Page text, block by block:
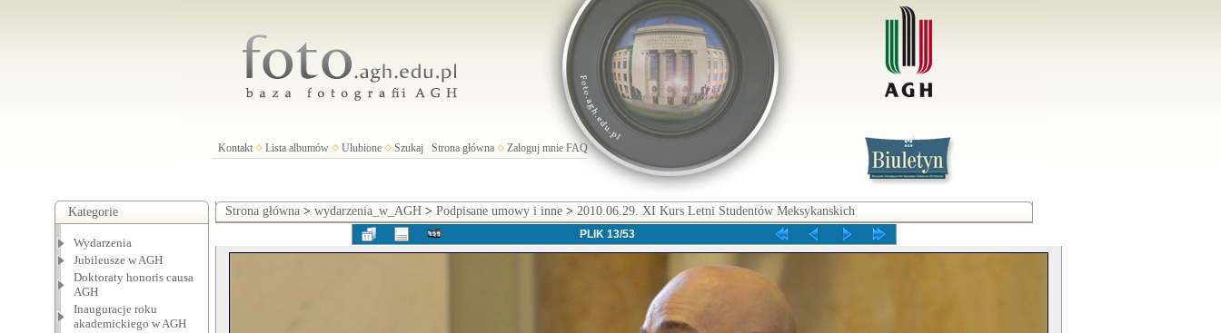
Kontakt Lista albumów Ulubione Szukaj Strona główna Zaloguj mnie FAQ
Kategorie
Wydarzenia
Jubileusze w AGH
Doktoraty honoris causa
AGH
Inauguracje roku
akademickiego w AGH
Strona główna> wydarzenia_w_AGH> Podpisane umowy i inne> 2010.06.29. XI Kurs Letni Studentów Meksykanskich
PLIK 13/53